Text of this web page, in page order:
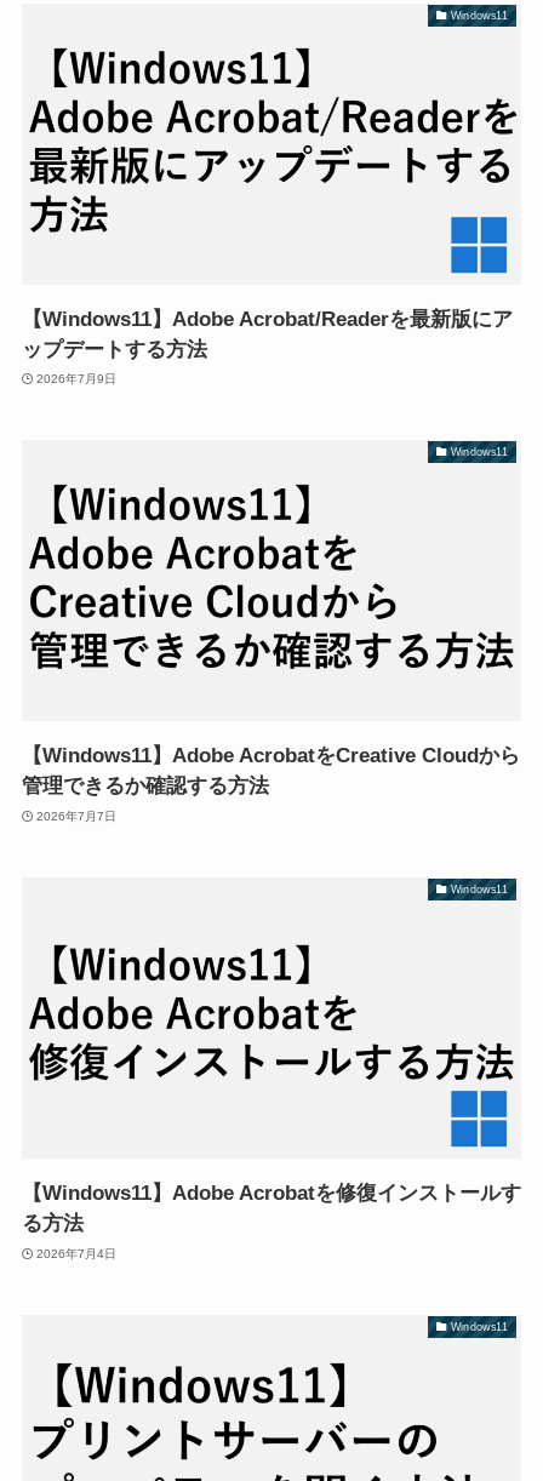
Windows11
【Windows11】Adobe Acrobat/Readerを最新版にア
ップデートする方法
2026年7月9日
Windows11
【Windows11】Adobe AcrobatをCreative Cloudから
管理できるか確認する方法
2026年7月7日
Windows11
【Windows11】Adobe Acrobatを修復インストールす
る方法
2026年7月4日
Windows11